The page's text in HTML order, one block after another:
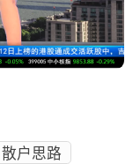
散户思路